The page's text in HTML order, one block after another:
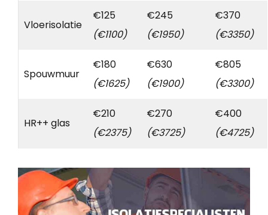
Vloerisolatie
€125
(€1100)
€245
(€1950)
€370
(€3350)
Spouwmuur
€180
(€1625)
€630
(€1900)
€805
(€3300)
HR++ glas
€210
(€2375)
€270
(€3725)
€400
(€4725)